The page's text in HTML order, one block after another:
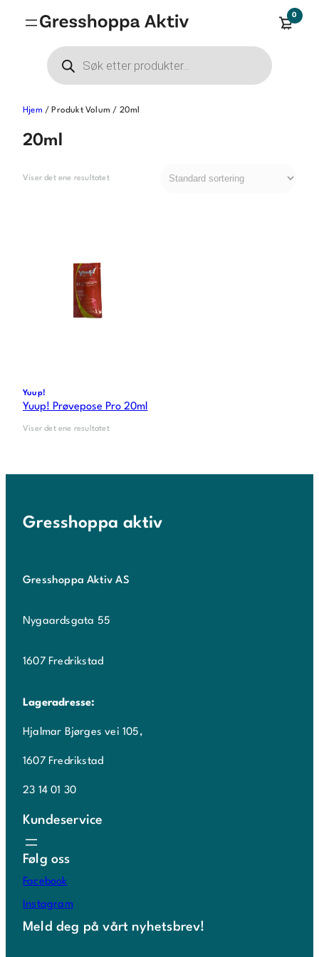
0
Products
search
Hjem / Produkt Volum / 20ml
20ml
Viser det ene resultatet
Yuup!
Yuup! Prøvepose Pro 20ml
Viser det ene resultatet
Gresshoppa aktiv
Gresshoppa Aktiv AS
Nygaardsgata 55
1607 Fredrikstad
Lageradresse:
Hjalmar Bjørges vei 105,
1607 Fredrikstad
23 14 01 30
Kundeservice
Følg oss
Facebook
Instagram
Meld deg på vårt nyhetsbrev!